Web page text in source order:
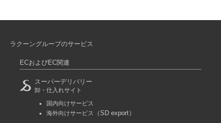
ラクーングループのサービス
ECおよびEC関連
スーパーデリバリー
卸・仕入れサイト
国内向けサービス
海外向けサービス
（SD export）